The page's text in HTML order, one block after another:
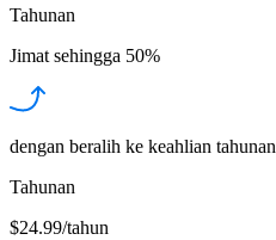
Tahunan
Jimat sehingga 50%
dengan beralih ke keahlian tahunan
Tahunan
$24.99/tahun